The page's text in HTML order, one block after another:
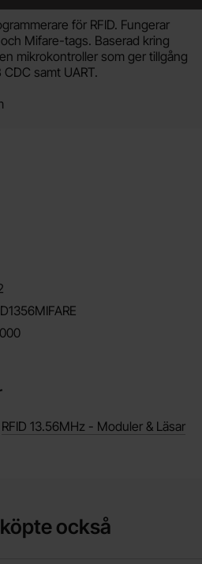
för RFID. Fungerar
Mifare-tags. Baserad kring
mikrokontroller som ger tillgång
samt UART.
RFID 13.56MHz - Moduler & Läsar
också